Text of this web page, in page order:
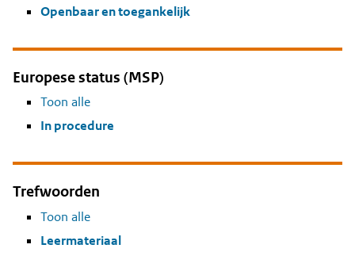
Openbaar en toegankelijk
Europese status (MSP)
Toon alle
In procedure
Trefwoorden
Toon alle
Leermateriaal